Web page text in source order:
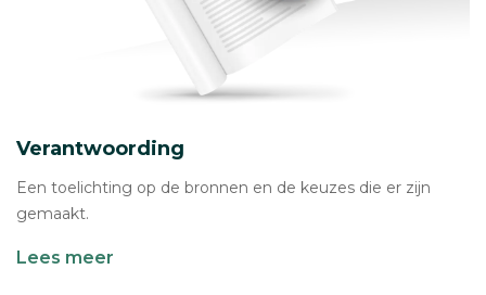
Verantwoording
Een toelichting op de bronnen en de keuzes die er zijn
gemaakt.
Lees meer